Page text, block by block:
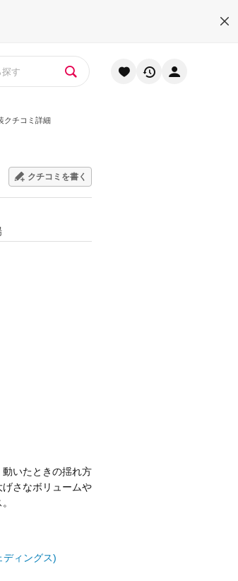
クチコミ詳細
クチコミを書く
いたときの揺れ方
さなボリュームや
ディングス)